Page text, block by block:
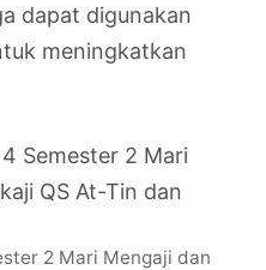
dapat digunakan
meningkatkan
2 Mari Mengaji dan